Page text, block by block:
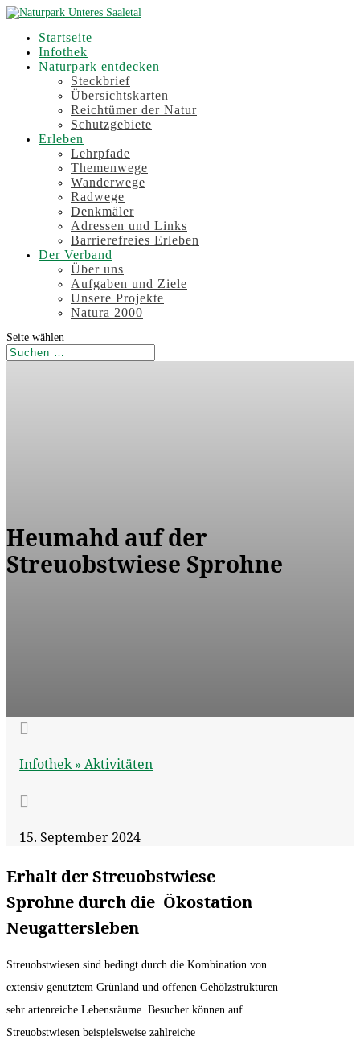
Startseite
Infothek
Naturpark entdecken
Steckbrief
Übersichtskarten
Reichtümer der Natur
Schutzgebiete
Erleben
Lehrpfade
Themenwege
Wanderwege
Radwege
Denkmäler
Adressen und Links
Barrierefreies Erleben
Der Verband
Über uns
Aufgaben und Ziele
Unsere Projekte
Natura 2000
Seite wählen
Heumahd auf der
Streuobstwiese Sprohne

Infothek » Aktivitäten

15. September 2024
Erhalt der Streuobstwiese
Sprohne durch die Ökostation
Neugattersleben
Streuobstwiesen sind bedingt durch die Kombination von
extensiv genutztem Grünland und offenen Gehölzstrukturen
sehr artenreiche Lebensräume. Besucher können auf
Streuobstwiesen beispielsweise zahlreiche